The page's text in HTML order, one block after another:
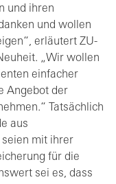
und ihren
und wollen
erläutert ZU-
„Wir wollen
einfacher
Angebot der
Tatsächlich
aus
seien mit ihrer
für die
sei es, dass